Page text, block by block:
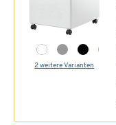
2 weitere Varianten